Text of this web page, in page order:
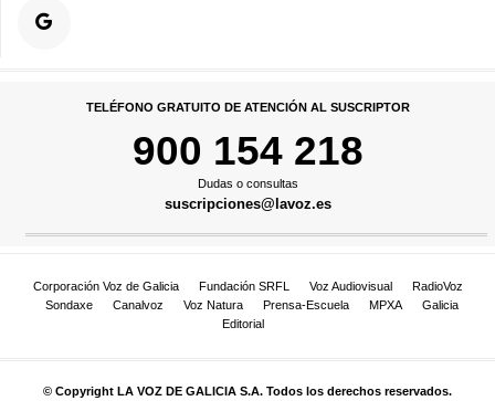
TELÉFONO GRATUITO DE ATENCIÓN AL SUSCRIPTOR
900 154 218
Dudas o consultas
suscripciones@lavoz.es
Corporación Voz de Galicia Fundación SRFL Voz Audiovisual
RadioVoz
Sondaxe
Canalvoz Voz Natura Prensa-Escuela MPXA
Galicia
Editorial
© Copyright LA VOZ DE GALICIA S.A. Todos los derechos reservados.